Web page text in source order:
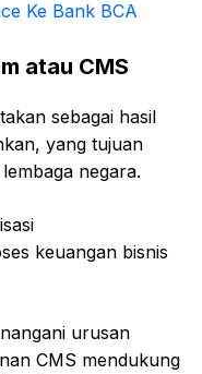
Ke Bank BCA
atau CMS
sebagai hasil
yang tujuan
negara.
keuangan bisnis
urusan
CMS mendukung